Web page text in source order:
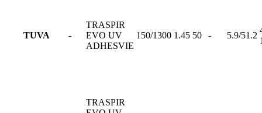
TUVA -
TRASPIR
EVO UV
ADHESVIE
150/1300 1.45 50 - 5.9/51.2
TRASPIR